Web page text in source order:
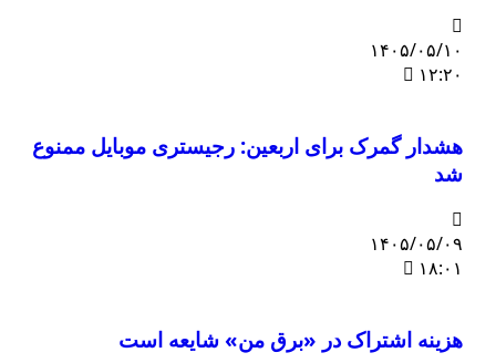
۱۴۰۵/۰۵/۱۰
۱۲:۲۰
هشدار گمرک برای اربعین: رجیستری موبایل ممنوع
شد
۱۴۰۵/۰۵/۰۹
۱۸:۰۱
هزینه اشتراک در «برق من» شایعه است